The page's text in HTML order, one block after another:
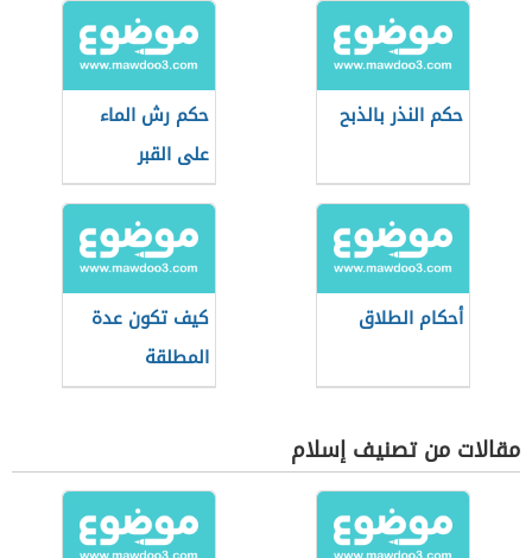
حكم النذر بالذبح
حكم رش الماء
على القبر
أحكام الطلاق
كيف تكون عدة
المطلقة
مقالات من تصنيف إسلام